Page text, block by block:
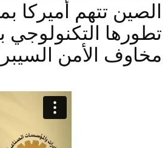
الصين تتهم أميركا
تطورها التكنولوجي
مخاوف الأمن